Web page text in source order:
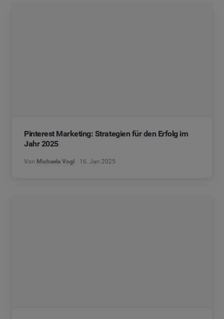
Pinterest Marketing: Strategien für den Erfolg im
Jahr 2025
Von Michaela Vogl 16. Jan 2025